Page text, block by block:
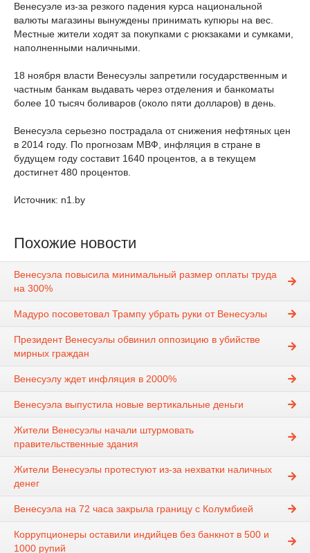
Венесуэле из-за резкого падения курса национальной
валюты магазины вынуждены принимать купюры на вес.
Местные жители ходят за покупками с рюкзаками и сумками,
наполненными наличными.
18 ноября власти Венесуэлы запретили государственным и
частным банкам выдавать через отделения и банкоматы
более 10 тысяч боливаров (около пяти долларов) в день.
Венесуэла серьезно пострадала от снижения нефтяных цен
в 2014 году. По прогнозам МВФ, инфляция в стране в
будущем году составит 1640 процентов, а в текущем
достигнет 480 процентов.
Источник: n1.by
Похожие новости
Венесуэла повысила минимальный размер оплаты труда
на 300%
Мадуро посоветовал Трампу убрать руки от Венесуэлы
Президент Венесуэлы обвинил оппозицию в убийстве
мирных граждан
Венесуэлу ждет инфляция в 2000%
Венесуэла выпустила новые вертикальные деньги
Жители Венесуэлы начали штурмовать
правительственные здания
Жители Венесуэлы протестуют из-за нехватки наличных
денег
Венесуэла на 72 часа закрыла границу с Колумбией
Коррупционеры оставили индийцев без банкнот в 500 и
1000 рупий